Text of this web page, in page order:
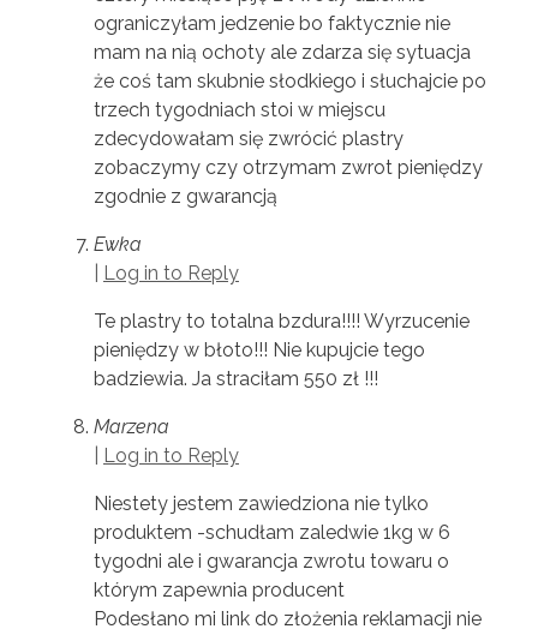
ograniczyłam jedzenie bo faktycznie nie
mam na nią ochoty ale zdarza się sytuacja
że coś tam skubnie słodkiego i słuchajcie po
trzech tygodniach stoi w miejscu
zdecydowałam się zwrócić plastry
zobaczymy czy otrzymam zwrot pieniędzy
zgodnie z gwarancją
Ewka
Log in to Reply
Te plastry to totalna bzdura!!!! Wyrzucenie
pieniędzy w błoto!!! Nie kupujcie tego
badziewia. Ja straciłam 550 zł !!!
Marzena
Log in to Reply
Niestety jestem zawiedziona nie tylko
produktem -schudłam zaledwie 1kg w 6
tygodni ale i gwarancja zwrotu towaru o
którym zapewnia producent
Podesłano mi link do złożenia reklamacji nie